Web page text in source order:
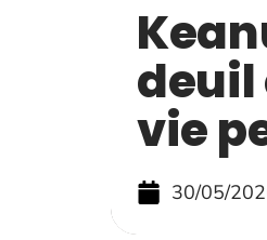
deuil
vie
30/05/